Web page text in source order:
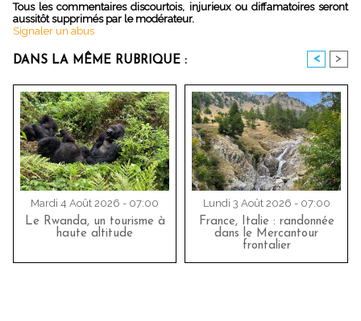
Tous les commentaires discourtois, injurieux ou diffamatoires seront
aussitôt supprimés par le modérateur.
Signaler un abus
DANS LA MÊME RUBRIQUE : < >
Mardi 4 Août 2026 - 07:00
Le Rwanda, un tourisme à
haute altitude
Lundi 3 Août 2026 - 07:00
France, Italie : randonnée
dans le Mercantour
frontalier